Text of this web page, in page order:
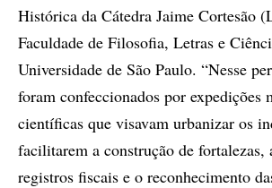
Histórica da Cátedra Jaime Cortesão
Faculdade de Filosofia, Letras e
Universidade de São Paulo. “Nesse
foram confeccionados por expedições
científicas que visavam urbanizar os
facilitarem a construção de fortalezas,
registros fiscais e o reconhecimento